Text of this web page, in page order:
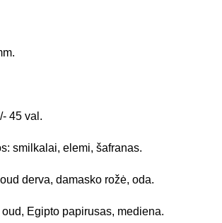
45 val.
smilkalai, elemi, šafranas.
derva, damasko rožė, oda.
Egipto papirusas, mediena.